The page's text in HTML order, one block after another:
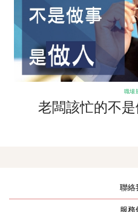
職場
老闆該忙的不是
聯絡
服務